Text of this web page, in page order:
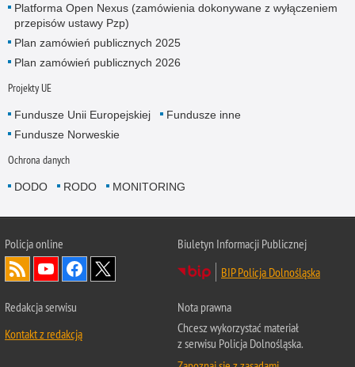
Platforma Open Nexus (zamówienia dokonywane z wyłączeniem
przepisów ustawy Pzp)
Plan zamówień publicznych 2025
Plan zamówień publicznych 2026
Projekty UE
Fundusze Unii Europejskiej
Fundusze inne
Fundusze Norweskie
Ochrona danych
DODO RODO MONITORING
Policjaonline
Biuletyn Informacji Publicznej
BIP Policja Dolnośląska
Redakcja serwisu
Kontakt z redakcją
Nota prawna
Chcesz wykorzystać materiał
z serwisu Policja Dolnośląska.